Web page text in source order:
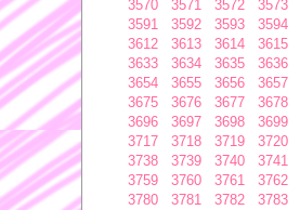
3570
3571 3572 3573
3591
3592 3593 3594
3612
3613 3614 3615
3633
3634 3635 3636
3654
3655 3656 3657
3675
3676 3677 3678
3696
3697 3698 3699
3717
3718 3719 3720
3738
3739 3740 3741
3759
3760 3761 3762
3780
3781 3782 3783